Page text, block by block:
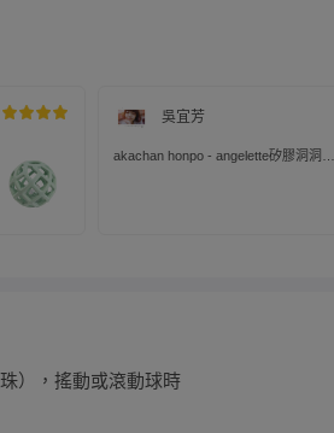
吳宜芳
akachan honpo - angelette矽膠洞洞球-
），搖動或滾動球時